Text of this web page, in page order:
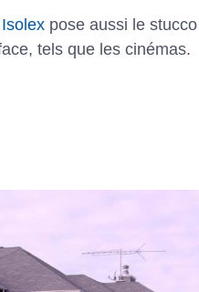
pose aussi le
tels que les cinémas.